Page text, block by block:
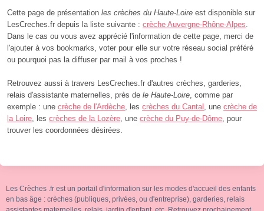
Cette page de présentation les crèches du Haute-Loire est disponible sur
LesCreches.fr depuis la liste suivante : crèche Auvergne-Rhône-Alpes.
Dans le cas ou vous avez apprécié l'information de cette page, merci de
l'ajouter à vos bookmarks, voter pour elle sur votre réseau social préféré
ou pourquoi pas la diffuser par mail à vos proches !
Retrouvez aussi à travers LesCreches.fr d'autres crèches, garderies,
relais d'assistante maternelles, près de le Haute-Loire, comme par
exemple : une crèche de l'Ardèche, les crèches du Cantal , une crèche de
la Loire, les crèches de la Lozère, une crèche du Puy-de-Dôme, pour
trouver les coordonnées désirées.
Les Crèches .fr est un portail d'information sur les modes d'accueil des enfants
en bas âge : crèches (publiques, privées, ou d'entreprise), garderies, relais